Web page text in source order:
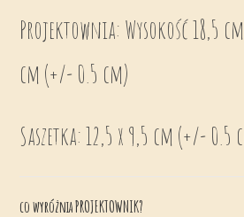
Projektownia: Wysokość 18,5
cm (+/- 0.5 cm)
Saszetka: 12,5 x 9,5 cm (+/- 0.5
co wyróżnia PROJEKTOWNIK?